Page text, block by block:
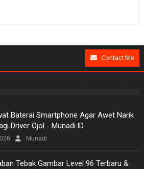
Contact Me
Baterai Smartphone Agar Awet Narik
Driver Ojol - Munadi.ID
Munadi
Tebak Gambar Level 96 Terbaru &